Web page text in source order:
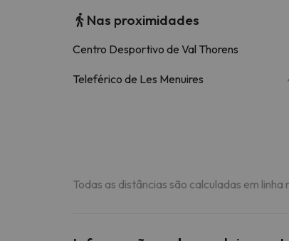
Nas proximidades
Centro Desportivo de Val Thorens
Teleférico de Les Menuires
Todas as distâncias são calculadas em